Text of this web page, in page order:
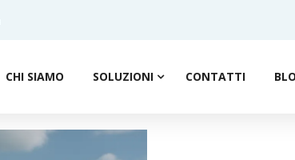
CHI SIAMO SOLUZIONI CONTATTI